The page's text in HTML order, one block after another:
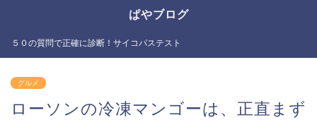
ぱやブログ
５０の質問で正確に診断！サイコパステスト
グルメ
ローソンの冷凍マンゴーは、正直まず